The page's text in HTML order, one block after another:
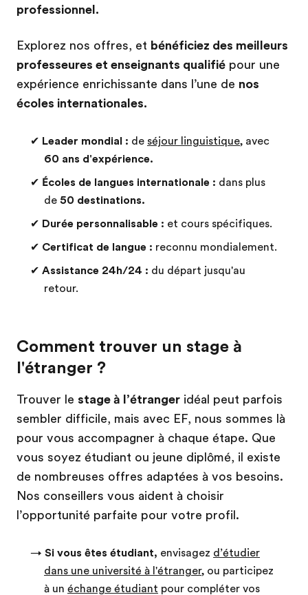
professionnel.
Explorez nos offres, et bénéficiez des meilleurs
professeures et enseignants qualifié pour une
expérience enrichissante dans l’une de nos
écoles internationales.
✔ Leader mondial : de séjour linguistique, avec
60 ans d'expérience.
✔ Écoles de langues internationale : dans plus
de 50 destinations.
✔ Durée personnalisable : et cours spécifiques.
✔ Certificat de langue : reconnu mondialement.
✔ Assistance 24h/24 : du départ jusqu'au
retour.
Comment trouver un stage à
l'étranger ?
Trouver le stage à l’étranger idéal peut parfois
sembler difficile, mais avec EF, nous sommes là
pour vous accompagner à chaque étape. Que
vous soyez étudiant ou jeune diplômé, il existe
de nombreuses offres adaptées à vos besoins.
Nos conseillers vous aident à choisir
l’opportunité parfaite pour votre profil.
→ Si vous êtes étudiant, envisagez d’étudier
dans une université à l'étranger, ou participez
à un échange étudiant pour compléter vos